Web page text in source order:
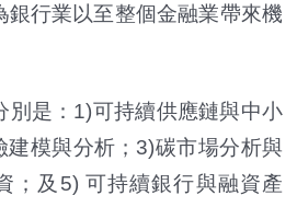
銀行業以至整個金融業帶來機
是：1)可持續供應鏈與中小
建模與分析；3)碳市場分析與
；及5) 可持續銀行與融資產